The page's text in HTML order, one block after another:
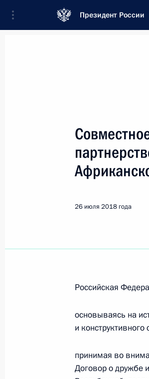
Президент России
Встреча с
13 часов
26 июля 2018 года
Российская
основываясь на
и
принимая во
Договор о дружбе